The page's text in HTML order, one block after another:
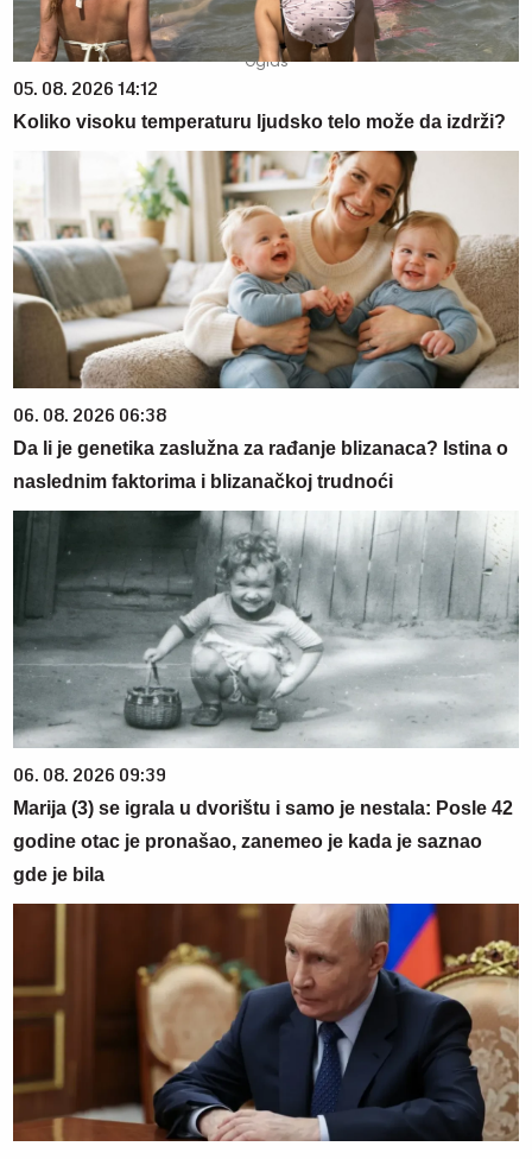
05. 08. 2026 14:12
Koliko visoku temperaturu ljudsko telo može da izdrži?
06. 08. 2026 06:38
Da li je genetika zaslužna za rađanje blizanaca? Istina o
naslednim faktorima i blizanačkoj trudnoći
06. 08. 2026 09:39
Marija (3) se igrala u dvorištu i samo je nestala: Posle 42
godine otac je pronašao, zanemeo je kada je saznao
gde je bila